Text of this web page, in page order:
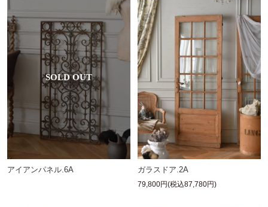
アイアンパネル.6A ガラスドア.2A
79,800円(税込87,780円)